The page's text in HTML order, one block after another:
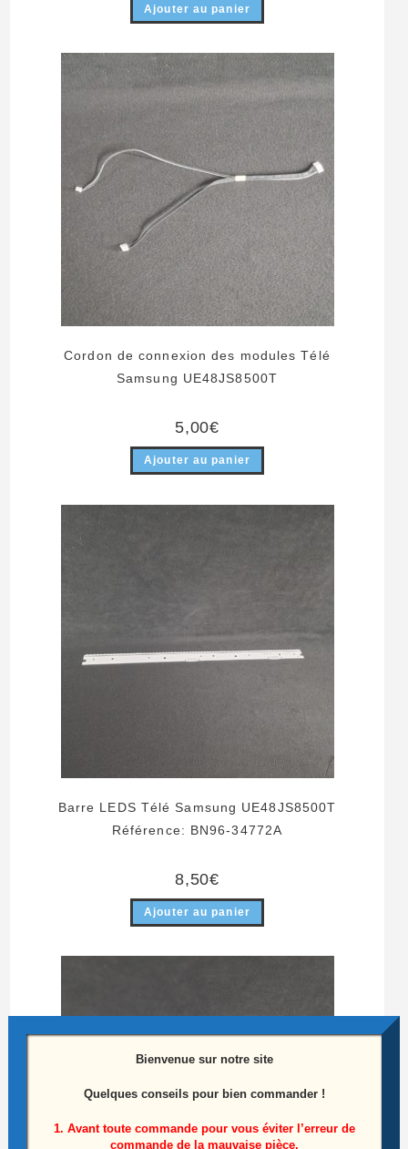
Ajouter au panier
Cordon de connexion des modules Télé
Samsung UE48JS8500T
5,00€
Ajouter au panier
Barre LEDS Télé Samsung UE48JS8500T
Référence: BN96-34772A
8,50€
Ajouter au panier
Bienvenue sur notre site
Quelques conseils pour bien commander !
1. Avant toute commande pour vous éviter l’erreur de
commande de la mauvaise pièce,